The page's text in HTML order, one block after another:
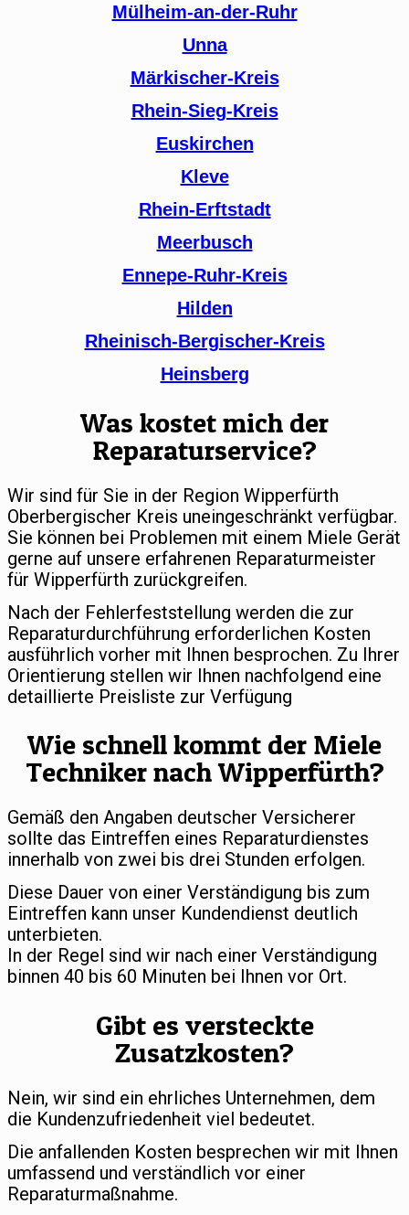
Mülheim-an-der-Ruhr
Unna
Märkischer-Kreis
Rhein-Sieg-Kreis
Euskirchen
Kleve
Rhein-Erftstadt
Meerbusch
Ennepe-Ruhr-Kreis
Hilden
Rheinisch-Bergischer-Kreis
Heinsberg
Was kostet mich der
Reparaturservice?
Wir sind für Sie in der Region Wipperfürth
Oberbergischer Kreis uneingeschränkt verfügbar.
Sie können bei Problemen mit einem Miele Gerät
gerne auf unsere erfahrenen Reparaturmeister
für Wipperfürth zurückgreifen.
Nach der Fehlerfeststellung werden die zur
Reparaturdurchführung erforderlichen Kosten
ausführlich vorher mit Ihnen besprochen. Zu Ihrer
Orientierung stellen wir Ihnen nachfolgend eine
detaillierte Preisliste zur Verfügung
Wie schnell kommt der Miele
Techniker nach Wipperfürth?
Gemäß den Angaben deutscher Versicherer
sollte das Eintreffen eines Reparaturdienstes
innerhalb von zwei bis drei Stunden erfolgen.
Diese Dauer von einer Verständigung bis zum
Eintreffen kann unser Kundendienst deutlich
unterbieten.
In der Regel sind wir nach einer Verständigung
binnen 40 bis 60 Minuten bei Ihnen vor Ort.
Gibt es versteckte
Zusatzkosten?
Nein, wir sind ein ehrliches Unternehmen, dem
die Kundenzufriedenheit viel bedeutet.
Die anfallenden Kosten besprechen wir mit Ihnen
umfassend und verständlich vor einer
Reparaturmaßnahme.